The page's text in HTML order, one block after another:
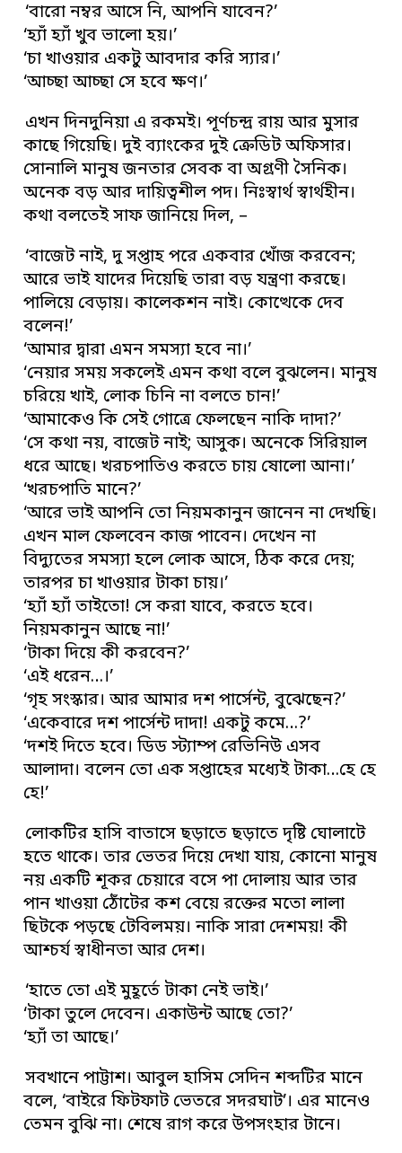
‘বারো নম্বর আসে নি, আপনি যাবেন?’
‘হ্যাঁ হ্যাঁ খুব ভালো হয়।’
‘চা খাওয়ার একটু আবদার করি স্যার।’
‘আচ্ছা আচ্ছা সে হবে ক্ষণ।’
এখন দিনদুনিয়া এ রকমই। পূর্ণচন্দ্র রায় আর মুসার
কাছে গিয়েছি। দুই ব্যাংকের দুই ক্রেডিট অফিসার।
সোনালি মানুষ জনতার সেবক বা অগ্রণী সৈনিক।
অনেক বড় আর দায়িত্বশীল পদ। নিঃস্বার্থ স্বার্থহীন।
কথা বলতেই সাফ জানিয়ে দিল, –
‘বাজেট নাই, দু সপ্তাহ পরে একবার খোঁজ করবেন;
আরে ভাই যাদের দিয়েছি তারা বড় যন্ত্রণা করছে।
পালিয়ে বেড়ায়। কালেকশন নাই। কোত্থেকে দেব
বলেন!’
‘আমার দ্বারা এমন সমস্যা হবে না।’
‘নেয়ার সময় সকলেই এমন কথা বলে বুঝলেন। মানুষ
চরিয়ে খাই, লোক চিনি না বলতে চান!’
‘আমাকেও কি সেই গোত্রে ফেলছেন নাকি দাদা?’
‘সে কথা নয়, বাজেট নাই; আসুক। অনেকে সিরিয়াল
ধরে আছে। খরচপাতিও করতে চায় ষোলো আনা।’
‘খরচপাতি মানে?’
‘আরে ভাই আপনি তো নিয়মকানুন জানেন না দেখছি।
এখন মাল ফেলবেন কাজ পাবেন। দেখেন না
বিদ্যুতের সমস্যা হলে লোক আসে, ঠিক করে দেয়;
তারপর চা খাওয়ার টাকা চায়।’
‘হ্যাঁ হ্যাঁ তাইতো! সে করা যাবে, করতে হবে।
নিয়মকানুন আছে না!’
‘টাকা দিয়ে কী করবেন?’
‘এই ধরেন…।’
‘গৃহ সংস্কার। আর আমার দশ পার্সেন্ট, বুঝেছেন?’
‘একেবারে দশ পার্সেন্ট দাদা! একটু কমে…?’
‘দশই দিতে হবে। ডিড স্ট্যাম্প রেভিনিউ এসব
আলাদা। বলেন তো এক সপ্তাহের মধ্যেই টাকা…হে হে
হে!’
লোকটির হাসি বাতাসে ছড়াতে ছড়াতে দৃষ্টি ঘোলাটে
হতে থাকে। তার ভেতর দিয়ে দেখা যায়, কোনো মানুষ
নয় একটি শূকর চেয়ারে বসে পা দোলায় আর তার
পান খাওয়া ঠোঁটের কশ বেয়ে রক্তের মতো লালা
ছিটকে পড়ছে টেবিলময়। নাকি সারা দেশময়! কী
আশ্চর্য স্বাধীনতা আর দেশ।
‘হাতে তো এই মুহূর্তে টাকা নেই ভাই।’
‘টাকা তুলে দেবেন। একাউন্ট আছে তো?’
‘হ্যাঁ তা আছে।’
সবখানে পাট্টাশ। আবুল হাসিম সেদিন শব্দটির মানে
বলে, ‘বাইরে ফিটফাট ভেতরে সদরঘাট’। এর মানেও
তেমন বুঝি না। শেষে রাগ করে উপসংহার টানে।